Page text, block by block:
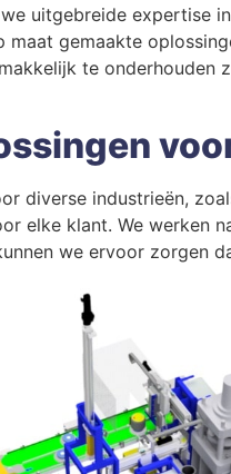
uitgebreide expertise in
maat gemaakte
te onderhouden
diverse industrieën,
elke klant. We werken
we ervoor zorgen